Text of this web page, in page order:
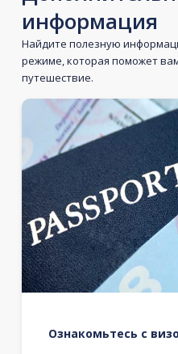
информация
Найдите полезную
режиме, которая поможет
путешествие.
Ознакомьтесь с